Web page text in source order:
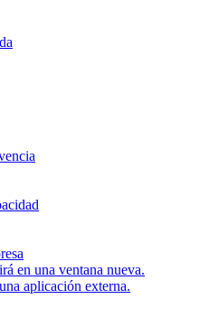
en una ventana nueva.
aplicación externa.